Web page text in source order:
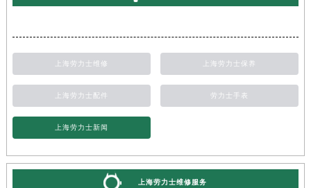
上海劳力士维修 上海劳力士保养
上海劳力士配件 劳力士手表
上海劳力士新闻
上海劳力士维修服务